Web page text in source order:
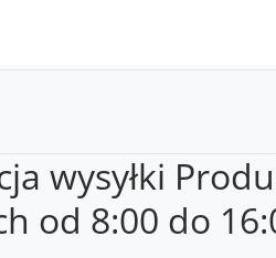
wysyłki
od 8:00 do